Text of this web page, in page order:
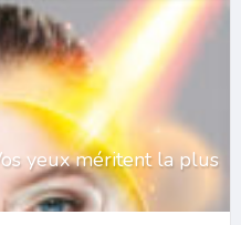
yeux méritent la plus